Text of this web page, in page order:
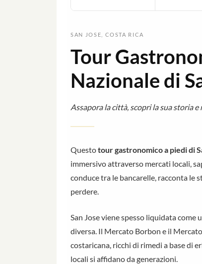
SAN JOSE, COSTA RICA
Tour
Nazionale di
Assapora la città, scopri la sua storia
Questotour gastronomico a piedi di
immersivo attraverso mercati locali,
conduce tra le bancarelle, racconta le
perdere.
San Jose viene spesso liquidata
diversa. Il Mercato Borbon e il
costaricana, ricchi di rimedi a base di
locali si affidano da generazioni.